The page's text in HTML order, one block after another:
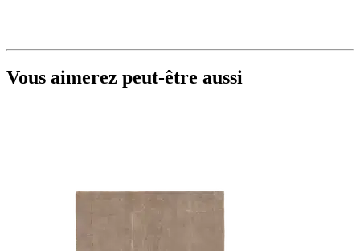
Vous aimerez peut-être aussi